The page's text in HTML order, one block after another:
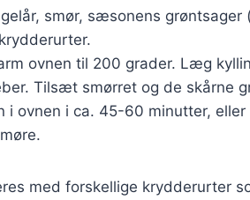
smør, sæsonens
ovnen til 200 grader. Læg
Tilsæt smørret og de skårne
i ovnen i ca. 45-60 minutter,
med forskellige krydderurter